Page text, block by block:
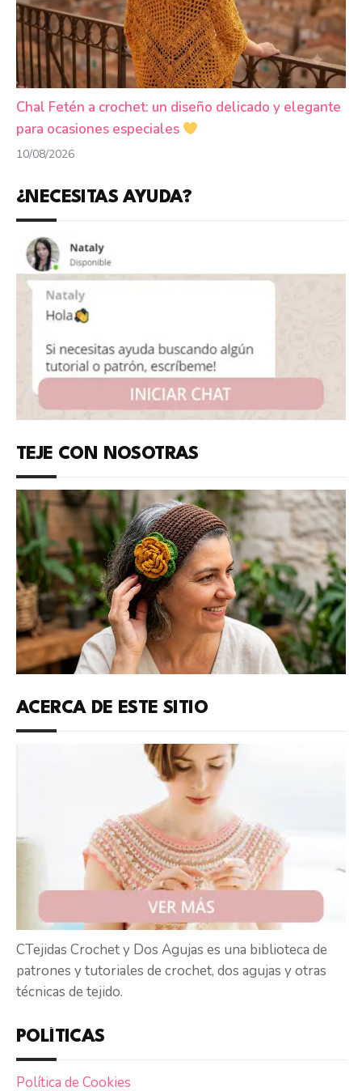
Chal Fetén a crochet: un diseño delicado y elegante
para ocasiones especiales
10/08/2026
¿NECESITAS AYUDA?
TEJE CON NOSOTRAS
ACERCA DE ESTE SITIO
CTejidas Crochet y Dos Agujas es una biblioteca de
patrones y tutoriales de crochet, dos agujas y otras
técnicas de tejido.
POLÍTICAS
Política de Cookies